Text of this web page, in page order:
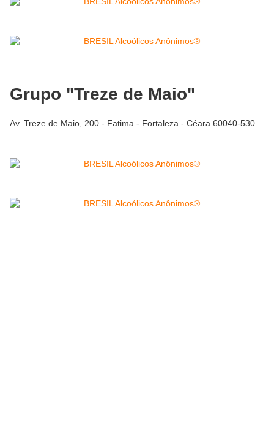
Grupo "Treze de Maio"
Av. Treze de Maio, 200 - Fatima - Fortaleza - Céara 60040-530